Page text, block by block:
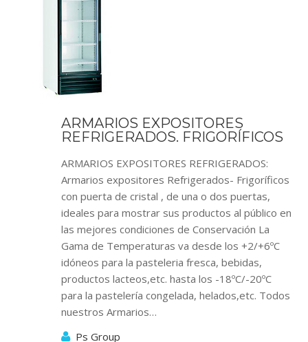
ARMARIOS EXPOSITORES
REFRIGERADOS. FRIGORÍFICOS
ARMARIOS EXPOSITORES REFRIGERADOS:
Armarios expositores Refrigerados- Frigoríficos
con puerta de cristal , de una o dos puertas,
ideales para mostrar sus productos al público en
las mejores condiciones de Conservación La
Gama de Temperaturas va desde los +2/+6ºC
idóneos para la pasteleria fresca, bebidas,
productos lacteos,etc. hasta los -18ºC/-20ºC
para la pastelería congelada, helados,etc. Todos
nuestros Armarios…
Ps Group